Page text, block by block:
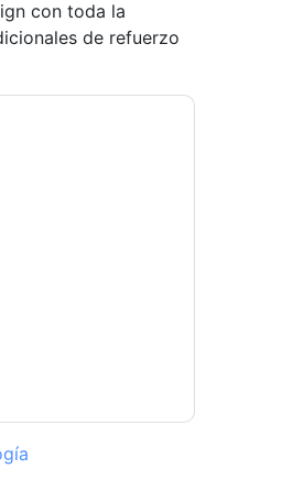
con toda la
de refuerzo